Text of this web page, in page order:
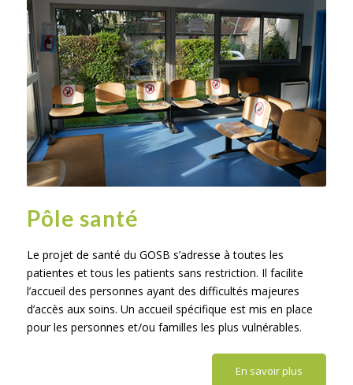
Pôle santé
Le projet de santé du GOSB s’adresse à toutes les
patientes et tous les patients sans restriction. Il facilite
l’accueil des personnes ayant des difficultés majeures
d’accès aux soins. Un accueil spécifique est mis en place
pour les personnes et/ou familles les plus vulnérables.
En savoir plus